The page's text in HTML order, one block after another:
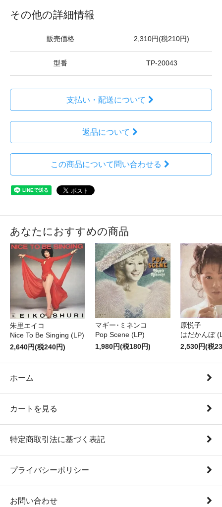
その他の詳細情報
販売価格 2,310円(税210円)
型番 TP-20043
支払い・配送について
返品について
この商品について問い合わせる
あなたにおすすめの商品
朱里エイコ
Nice To Be Singing (LP)
2,640円(税240円)
マギー･ミネンコ
Pop Scene (LP)
1,980円(税180円)
原悦子
はだかんぼ
2,530円(税
ホーム
カートを見る
特定商取引法に基づく表記
プライバシーポリシー
お問い合わせ